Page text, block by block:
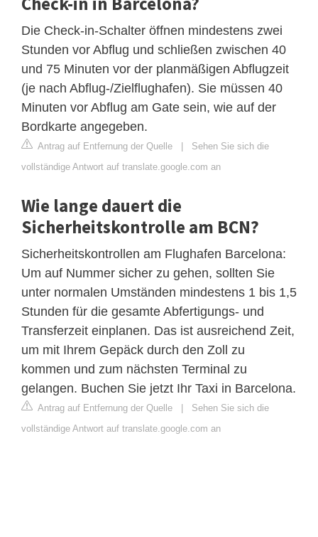
Die Check-in-Schalter öffnen mindestens zwei
Stunden vor Abflug und schließen zwischen 40
und 75 Minuten vor der planmäßigen Abflugzeit
(je nach Abflug-/Zielflughafen). Sie müssen 40
Minuten vor Abflug am Gate sein, wie auf der
Bordkarte angegeben.
Antrag auf Entfernung der Quelle | Sehen Sie sich die
vollständige Antwort auf translate.google.com an
Wie lange dauert die
Sicherheitskontrolle am BCN?
Sicherheitskontrollen am Flughafen Barcelona:
Um auf Nummer sicher zu gehen, sollten Sie
unter normalen Umständen mindestens 1 bis 1,5
Stunden für die gesamte Abfertigungs- und
Transferzeit einplanen. Das ist ausreichend Zeit,
um mit Ihrem Gepäck durch den Zoll zu
kommen und zum nächsten Terminal zu
gelangen. Buchen Sie jetzt Ihr Taxi in Barcelona.
Antrag auf Entfernung der Quelle | Sehen Sie sich die
vollständige Antwort auf translate.google.com an